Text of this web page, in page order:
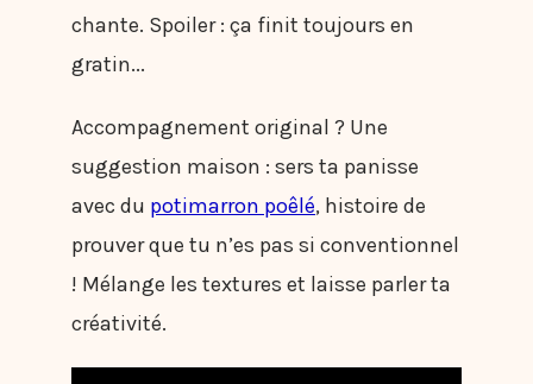
chante. Spoiler : ça finit toujours en
gratin...
Accompagnement original ? Une
suggestion maison : sers ta panisse
avec du potimarron poêlé, histoire de
prouver que tu n’es pas si conventionnel
! Mélange les textures et laisse parler ta
créativité.